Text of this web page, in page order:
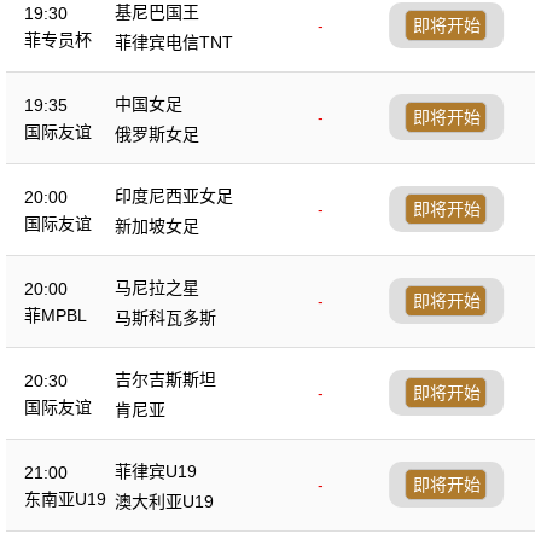
19:30
菲专员杯
基尼巴国王
-
菲律宾电信TNT
即将开始
19:35
国际友谊
中国女足
-
俄罗斯女足
即将开始
20:00
国际友谊
印度尼西亚女足
-
新加坡女足
即将开始
20:00
菲MPBL
马尼拉之星
-
马斯科瓦多斯
即将开始
20:30
国际友谊
吉尔吉斯斯坦
-
肯尼亚
即将开始
21:00
东南亚U19
菲律宾U19
-
澳大利亚U19
即将开始